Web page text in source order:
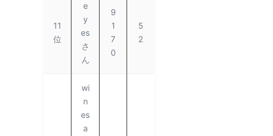
11
位
e
y
es
さ
ん
9
1
7
0
5
2
wi
n
es
a